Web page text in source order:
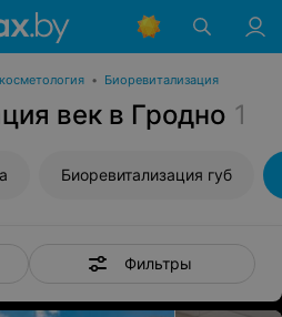
• Биоревитализация
век в Гродно 1
Биоревитализация губ
Фильтры